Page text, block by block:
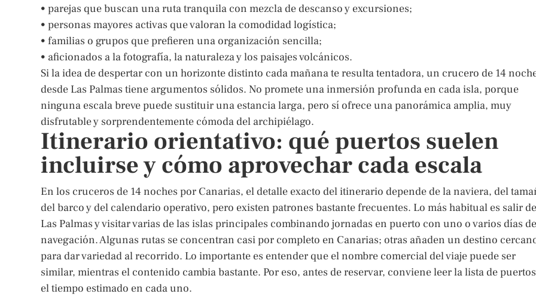
• parejas que buscan una ruta tranquila con mezcla de descanso y excursiones;
• personas mayores activas que valoran la comodidad logística;
• familias o grupos que prefieren una organización sencilla;
• aficionados a la fotografía, la naturaleza y los paisajes volcánicos.
Si la idea de despertar con un horizonte distinto cada mañana te resulta tentadora, un crucero de 14
desde Las Palmas tiene argumentos sólidos. No promete una inmersión profunda en cada isla, porque
ninguna escala breve puede sustituir una estancia larga, pero sí ofrece una panorámica amplia, muy
disfrutable y sorprendentemente cómoda del archipiélago.
Itinerario orientativo: qué puertos suelen
incluirse y cómo aprovechar cada escala
En los cruceros de 14 noches por Canarias, el detalle exacto del itinerario depende de la naviera, del
del barco y del calendario operativo, pero existen patrones bastante frecuentes. Lo más habitual es salir de
Las Palmas y visitar varias de las islas principales combinando jornadas en puerto con uno o varios días de
navegación. Algunas rutas se concentran casi por completo en Canarias; otras añaden un destino
para dar variedad al recorrido. Lo importante es entender que el nombre comercial del viaje puede ser
similar, mientras el contenido cambia bastante. Por eso, antes de reservar, conviene leer la lista de
el tiempo estimado en cada uno.